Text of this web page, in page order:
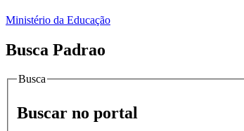
Ministério da Educação
Busca Padrao
Busca
Buscar no portal